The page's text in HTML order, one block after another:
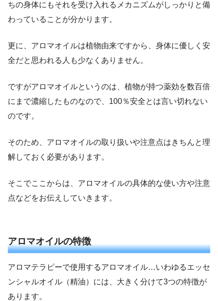
ちの身体にもそれを受け入れるメカニズムがしっかりと備
わっていることが分かります。
更に、アロマオイルは植物由来ですから、身体に優しく安
全だと思われる人も少なくありません。
ですがアロマオイルというのは、植物が持つ薬効を数百倍
にまで濃縮したものなので、100％安全とは言い切れない
のです。
そのため、アロマオイルの取り扱いや注意点はきちんと理
解しておく必要があります。
そこでここからは、アロマオイルの具体的な使い方や注意
点などをお伝えしていきます。
アロマオイルの特徴
アロマテラピーで使用するアロマオイル…いわゆるエッセ
ンシャルオイル（精油）には、大きく分けて3つの特徴が
あります。